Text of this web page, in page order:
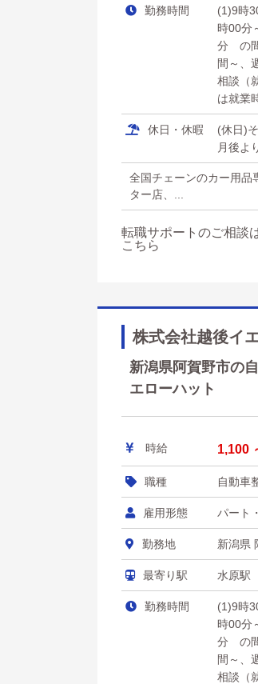
勤務時間
(1)9時
時00
分 の間
間～、
相談（
は就業
休日・休暇
(休日)
月後よ
全国チェーンのカー用品
ター店、...
転職サポートのご相談
こちら
株式会社越後イ
新潟県阿賀野市の
エローハット
時給 1,100
職種 自動車
雇用形態 パート
勤務地 新潟県
最寄り駅 水原駅
勤務時間
(1)9時
時00
分 の間
間～、
相談（